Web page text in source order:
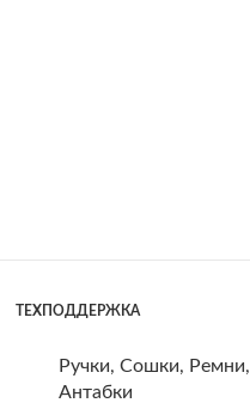
ТЕХПОДДЕРЖКА
Ручки, Сошки, Ремни,
Антабки